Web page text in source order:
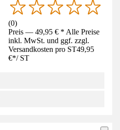
(0)
Preis — 49,95 € * Alle Preise
inkl. MwSt. und ggf. zzgl.
Versandkosten pro ST49,95
€*/ ST